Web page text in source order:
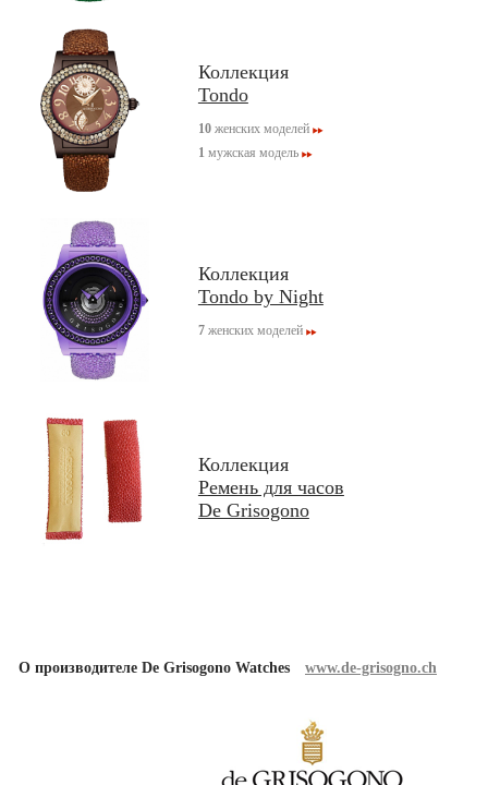
Коллекция
Tondo
10женских моделей
1мужская модель
Коллекция
Tondo by Night
7женских моделей
Коллекция
Ремень для часов
De Grisogono
О производителе De Grisogono Watches www.de-grisogno.ch